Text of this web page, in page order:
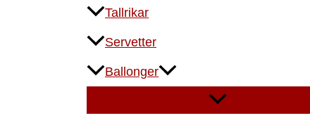
Tallrikar
Servetter
Ballonger